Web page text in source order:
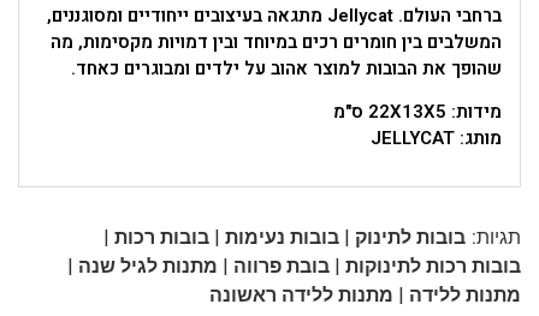
ברחבי העולם. Jellycat מתגאה בעיצובים ייחודיים ומסוגננים,
המשלבים בין חומרים רכים במיוחד ובין דמויות מקסימות, מה
שהופך את הבובות למוצר אהוב על ילדים ומבוגרים כאחד.
מידות: 22X13X5 ס"מ
מותג: JELLYCAT
תגיות: בובות לתינוק | בובות נעימות | בובות רכות |
בובות רכות לתינוקות | בובת פרווה | מתנות לגיל שנה |
מתנות ללידה | מתנות ללידה ראשונה